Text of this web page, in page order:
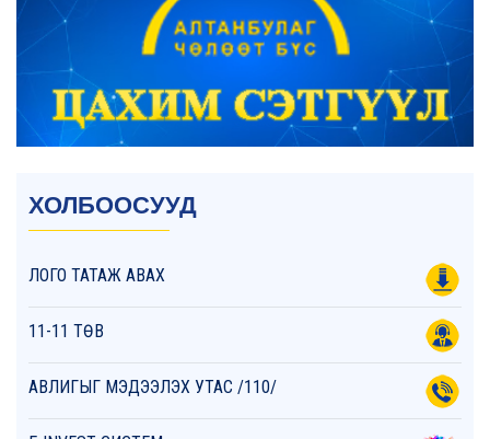
ХОЛБООСУУД
ЛОГО ТАТАЖ АВАХ
11-11 ТӨВ
АВЛИГЫГ МЭДЭЭЛЭХ УТАС /110/